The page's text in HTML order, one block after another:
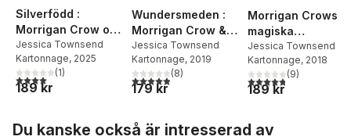
Silverfödd :
Morrigan Crow och
den magiska
hemligheten
Jessica Townsend
Kartonnage, 2025
4,0utav 5 stjärnor. Totalt antal röster:
(1)
189 kr
Wundersmeden :
Morrigan Crow &
den hemliga
kraften
Jessica Townsend
Kartonnage, 2019
4,9utav 5 stjärnor. Totalt antal röster:
(8)
179 kr
Morrigan Crows
magiska
förbannelse
Jessica Townsend
Kartonnage, 2018
4,8utav 5 stjärnor.
(9)
189 kr
Du kanske också är intresserad av